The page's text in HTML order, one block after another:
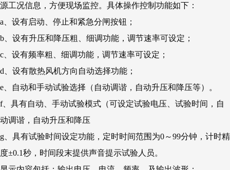
源工况信息，方便现场监控。具体操作控制功能如下：
a、设有启动、停止和紧急分闸按钮；
b、设有升压和降压粗、细调功能，调节速率可设定；
c、设有频率粗、细调功能，调节速率可设定；
d、设有散热风机方向自动选择功能；
e、自动和手动试验选择（自动调谐，自动升压和降压等）。
f、具有自动、手动试验模式（可设定试验电压、试验时间，自
动调谐，自动升压和降压
g、具有试验时间设定功能，定时时间范围为0～99分钟，计时精
度±0.1秒，时间段末提供声音提示试验人员。